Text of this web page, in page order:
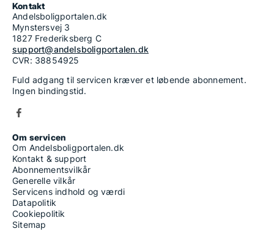
Kontakt
Andelsboligportalen.dk
Mynstersvej 3
1827 Frederiksberg C
support@andelsboligportalen.dk
CVR: 38854925
Fuld adgang til servicen kræver et løbende abonnement.
Ingen bindingstid.
Om servicen
Om Andelsboligportalen.dk
Kontakt & support
Abonnementsvilkår
Generelle vilkår
Servicens indhold og værdi
Datapolitik
Cookiepolitik
Sitemap